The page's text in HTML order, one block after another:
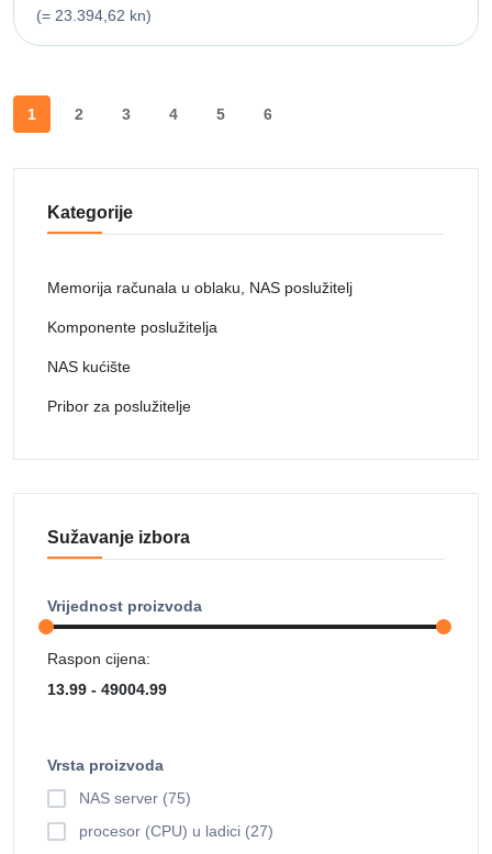
(= 23.394,62 kn)
1 2 3 4 5 6
Kategorije
Memorija računala u oblaku, NAS poslužitelj
Komponente poslužitelja
NAS kućište
Pribor za poslužitelje
Sužavanje izbora
Vrijednost proizvoda
Raspon cijena:
Vrsta proizvoda
NAS server (75)
procesor (CPU) u ladici (27)